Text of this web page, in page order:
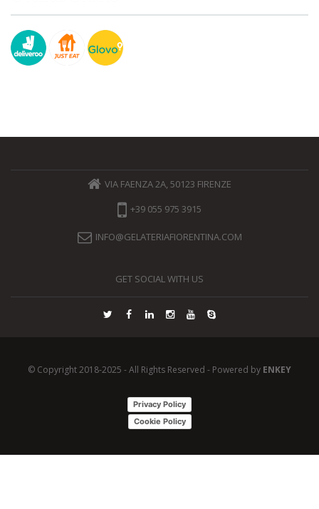
VIA FAENZA 2A, 50123 FIRENZE
+39 055 975 3915
INFO@GELATERIAFIORENTINA.COM
GET SOCIAL WITH US
© Copyright 2018-2025 - All Rights Reserved - Powered by ENKEY
Privacy Policy
Cookie Policy